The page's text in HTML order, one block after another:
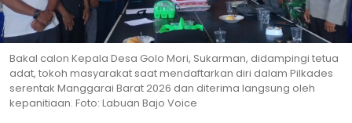
Bakal calon Kepala Desa Golo Mori, Sukarman, didampingi tetua
adat, tokoh masyarakat saat mendaftarkan diri dalam Pilkades
serentak Manggarai Barat 2026 dan diterima langsung oleh
kepanitiaan. Foto: Labuan Bajo Voice